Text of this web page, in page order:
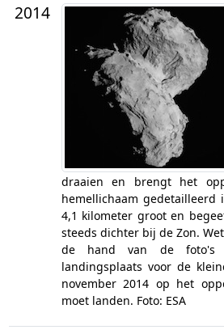
2014
draaien en brengt het
hemellichaam gedetailleerd
4,1 kilometer groot en
steeds dichter bij de Zon.
de hand van de foto's
landingsplaats voor de
november 2014 op het
moet landen. Foto: ESA